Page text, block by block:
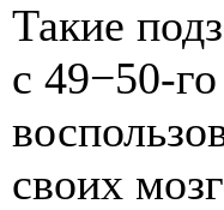
Такие
с 49−50-
своих